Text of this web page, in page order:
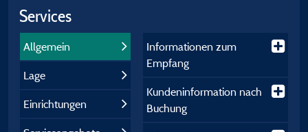
Services
Allgemein
Lage
Einrichtungen
Informationen zum
Empfang
Kundeninformation nach
Buchung